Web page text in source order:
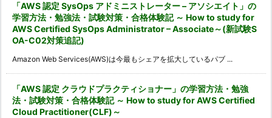
「AWS 認定 SysOps アドミニストレーター – アソシエイト」の
学習方法・勉強法・試験対策・合格体験記 ～ How to study for
AWS Certified SysOps Administrator – Associate～(新試験S
OA-C02対策追記)
Amazon Web Services(AWS)は今最もシェアを拡大しているパブ ...
「AWS 認定 クラウドプラクティショナー」の学習方法・勉強
法・試験対策・合格体験記 ～ How to study for AWS Certified
Cloud Practitioner(CLF)～